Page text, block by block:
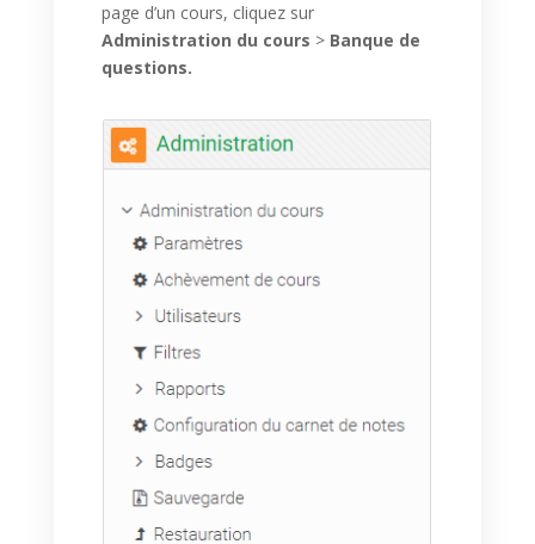
page d’un cours, cliquez sur
Administration du cours > Banque de
questions.